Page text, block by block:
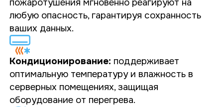
пожаротушения мгновенно реагируют на
любую опасность, гарантируя сохранность
ваших данных.
Кондиционирование: поддерживает
оптимальную температуру и влажность в
серверных помещениях, защищая
оборудование от перегрева.